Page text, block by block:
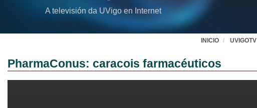
A televisión da UVigo en Internet
INICIO UVIGOTV
PharmaConus: caracois farmacéuticos